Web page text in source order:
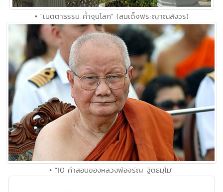
• "เมตตาธรรม ค้ำจุนโลก" (สมเด็จพระญาณสังวร)
• "10 คำสอนของหลวงพ่อจรัญ ฐิตธมฺโม"